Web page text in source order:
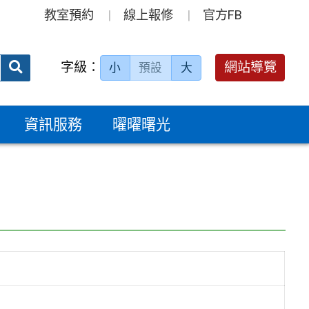
教室預約 線上報修 官方FB
送出 字級： 小 預設 大 網站導覽
資訊服務 曜曜曙光